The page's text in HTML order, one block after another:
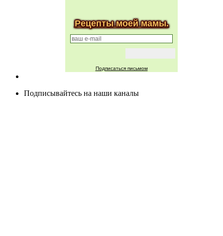
Рецепты моей мамы.
Подписаться письмом
Подписывайтесь на наши каналы